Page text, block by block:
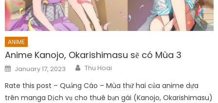
ANIME
Anime Kanojo, Okarishimasu sẽ có Mùa 3
Posted
on
January 17, 2023 Author
Thu Hoai
Rate this post – Quảng Cáo – Mùa thứ hai của anime dựa
trên manga Dịch vụ cho thuê bạn gái (Kanojo, Okarishimasu)